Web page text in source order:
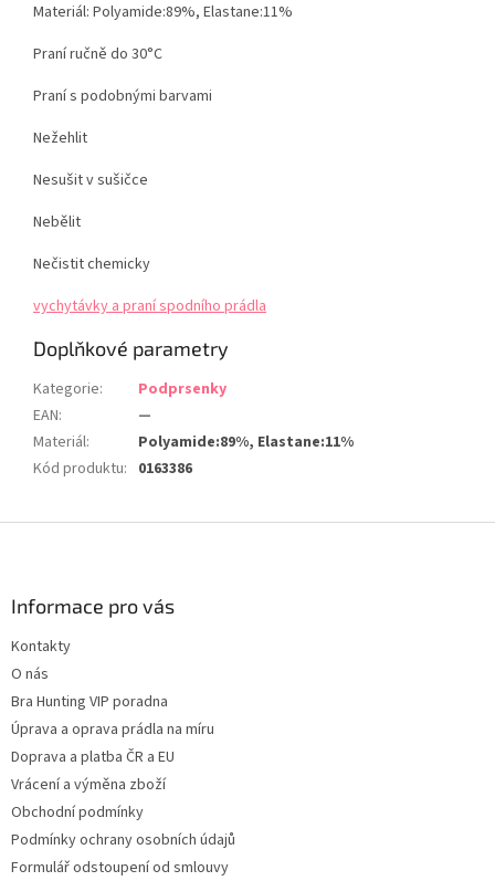
Materiál: Polyamide:89%, Elastane:11%
Praní ručně do 30°C
Praní s podobnými barvami
Nežehlit
Nesušit v sušičce
Nebělit
Nečistit chemicky
vychytávky a praní spodního prádla
Doplňkové parametry
Kategorie:
Podprsenky
EAN:
—
Materiál:
Polyamide:89%, Elastane:11%
Kód produktu: 0163386
Informace pro vás
Kontakty
O nás
Bra Hunting VIP poradna
Úprava a oprava prádla na míru
Doprava a platba ČR a EU
Vrácení a výměna zboží
Obchodní podmínky
Podmínky ochrany osobních údajů
Formulář odstoupení od smlouvy